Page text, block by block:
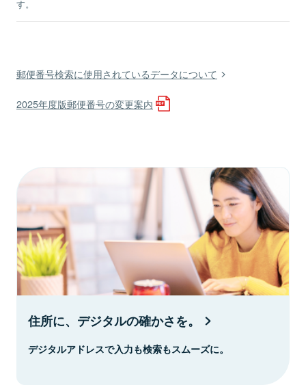
す。
郵便番号検索に使用されているデータについて
2025年度版郵便番号の変更案内
住所に、デジタルの確かさを。
デジタルアドレスで入力も検索もスムーズに。